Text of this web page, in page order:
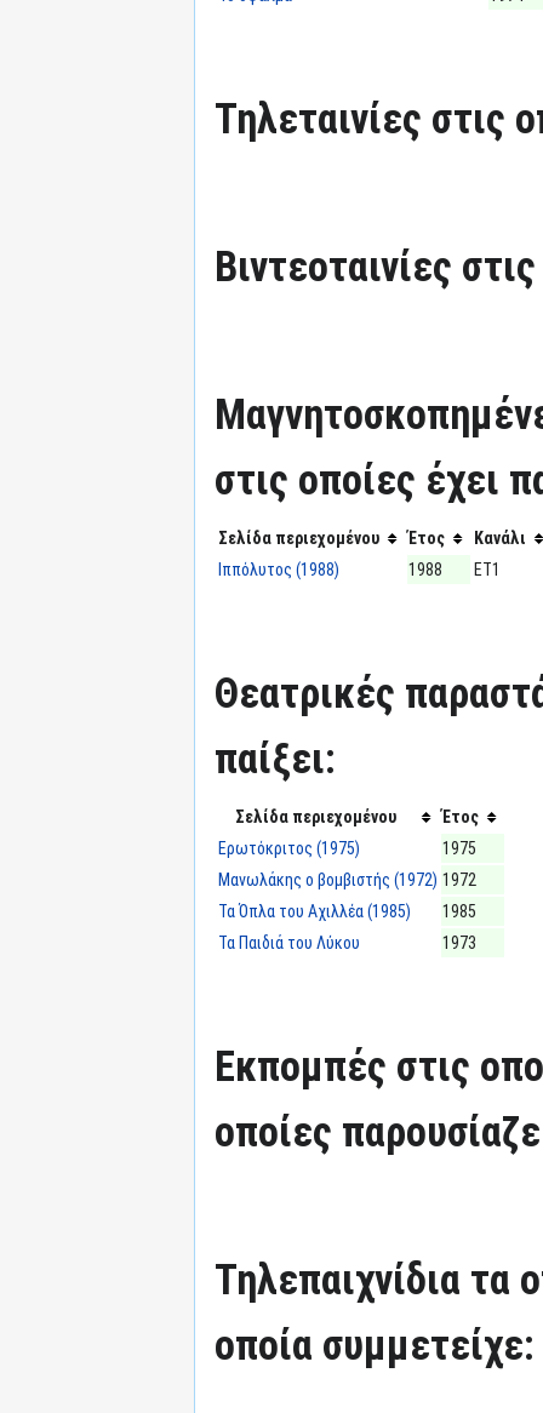
Τηλεταινίες στις
Βιντεοταινίες
στις οποίες έχει
Σελίδα περιεχομένου Έτος
Κανάλι
Ιππόλυτος (1988)
1988 ΕΤ1
Θεατρικές
παίξει:
Σελίδα περιεχομένου
Έτος
Ερωτόκριτος (1975)
1975
Μανωλάκης ο βομβιστής (1972) 1972
Τα Όπλα του Αχιλλέα (1985)
1985
Τα Παιδιά του Λύκου
1973
Εκπομπές στις
οποίες
Τηλεπαιχνίδια τα
οποία συμμετείχε: